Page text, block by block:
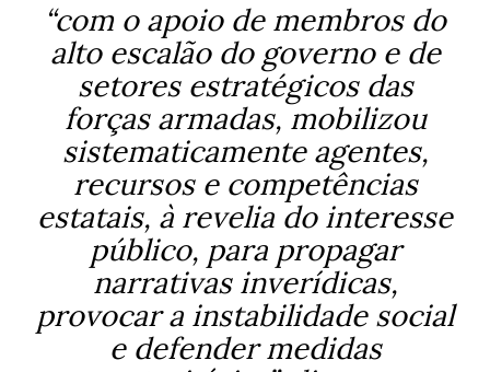
“com o apoio de membros do
alto escalão do governo e de
setores estratégicos das
forças armadas, mobilizou
sistematicamente agentes,
recursos e competências
estatais, à revelia do interesse
público, para propagar
narrativas inverídicas,
provocar a instabilidade social
e defender medidas